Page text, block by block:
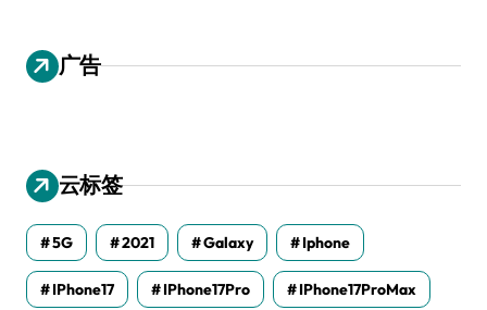
广告
云标签
5G 2021 Galaxy Iphone
IPhone17 IPhone17Pro IPhone17ProMax